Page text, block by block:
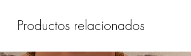
Productos relacionados